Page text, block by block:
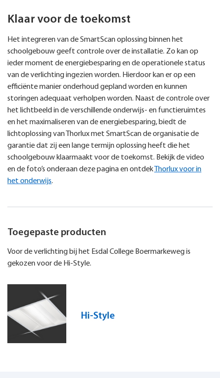
Klaar voor de toekomst
Het integreren van de SmartScan oplossing binnen het
schoolgebouw geeft controle over de installatie. Zo kan op
ieder moment de energiebesparing en de operationele status
van de verlichting ingezien worden. Hierdoor kan er op een
efficiënte manier onderhoud gepland worden en kunnen
storingen adequaat verholpen worden. Naast de controle over
het lichtbeeld in de verschillende onderwijs- en functieruimtes
en het maximaliseren van de energiebesparing, biedt de
lichtoplossing van Thorlux met SmartScan de organisatie de
garantie dat zij een lange termijn oplossing heeft die het
schoolgebouw klaarmaakt voor de toekomst. Bekijk de video
en de foto’s onderaan deze pagina en ontdek
Thorlux voor in
het onderwijs.
Toegepaste producten
Voor de verlichting bij het Esdal College Boermarkeweg is
gekozen voor de Hi-Style.
Hi-Style